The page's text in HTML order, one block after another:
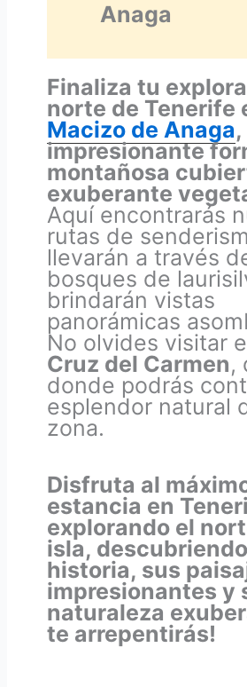
Anaga
Finaliza tu
norte de Tenerife
Macizo de Anaga
impresionante
montañosa
exuberante
Aquí encontrarás
rutas de
llevarán a través
bosques de
brindarán vistas
panorámicas
No olvides visitar
Cruz del Carmen,
donde podrás
esplendor natural
zona.
Disfruta al
estancia en
explorando el
isla,
historia, sus
impresionantes y
naturaleza
te arrepentirás!